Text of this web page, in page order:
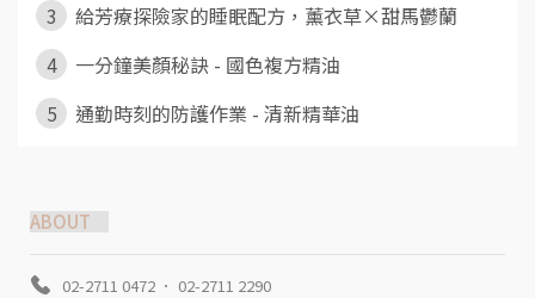
3
給芳療探險家的睡眠配方，薰衣草×甜馬鬱蘭
4
一分鐘美顏秘訣 - 國色複方精油
5
通勤時刻的防護作業 - 清新精華油
ABOUT
02-2711 0472 ． 02-2711 2290